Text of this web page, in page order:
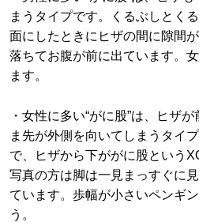
まうタイプです。くるぶしとく
面にしたときにヒザの間に隙間
落ちてお腹が前に出ています。
ます。
・女性に多い“がに股”は、ヒザ
ま先が外側を向いてしまうタイ
で、ヒザから下ががに股という
写真の方は脚は一見まっすぐに
ています。歩幅が小さいペンギ
う。